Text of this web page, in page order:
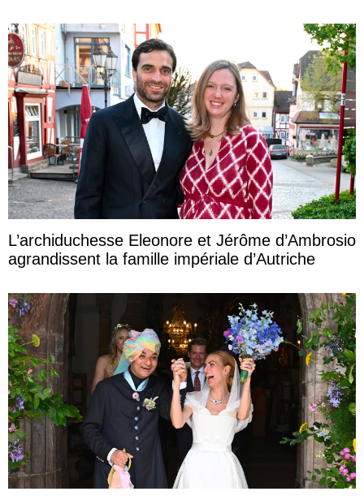
L’archiduchesse Eleonore et Jérôme d’Ambrosio
agrandissent la famille impériale d’Autriche